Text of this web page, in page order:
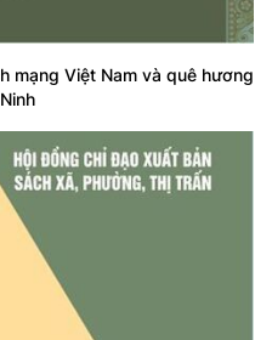
mạng Việt Nam và quê hương